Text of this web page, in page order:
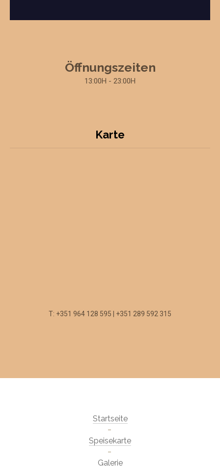
Öffnungszeiten
13:00H - 23:00H
Karte
T: +351 964 128 595 | +351 289 592 315
Startseite
Speisekarte
Galerie